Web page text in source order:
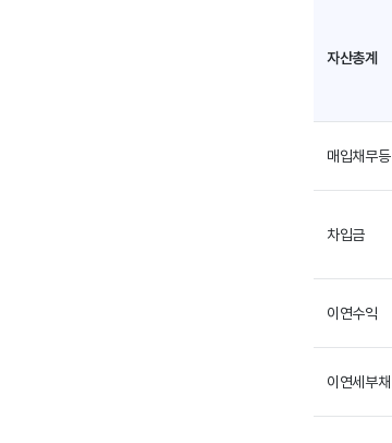
자산총계
매입채무등
차입금
이연수익
이연세부채